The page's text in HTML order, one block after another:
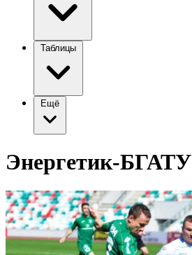
Таблицы
Ещё
Энергетик-БГАТУ